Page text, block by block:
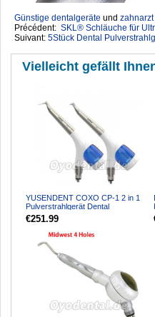
Günstige dentalgeräte ‎ und
Précédent: SKL® Schläuche für
Suivant: 5Stück Dental
Vielleicht gefällt
YUSENDENT COXO CP-1 2 in 1
Pulverstrahlgerät Dental
(Supragingival + Subgingival...
€251.99